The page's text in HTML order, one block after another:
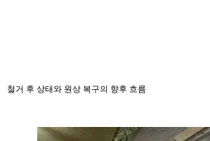
철거 후 상태와 원상 복구의 향후 흐름